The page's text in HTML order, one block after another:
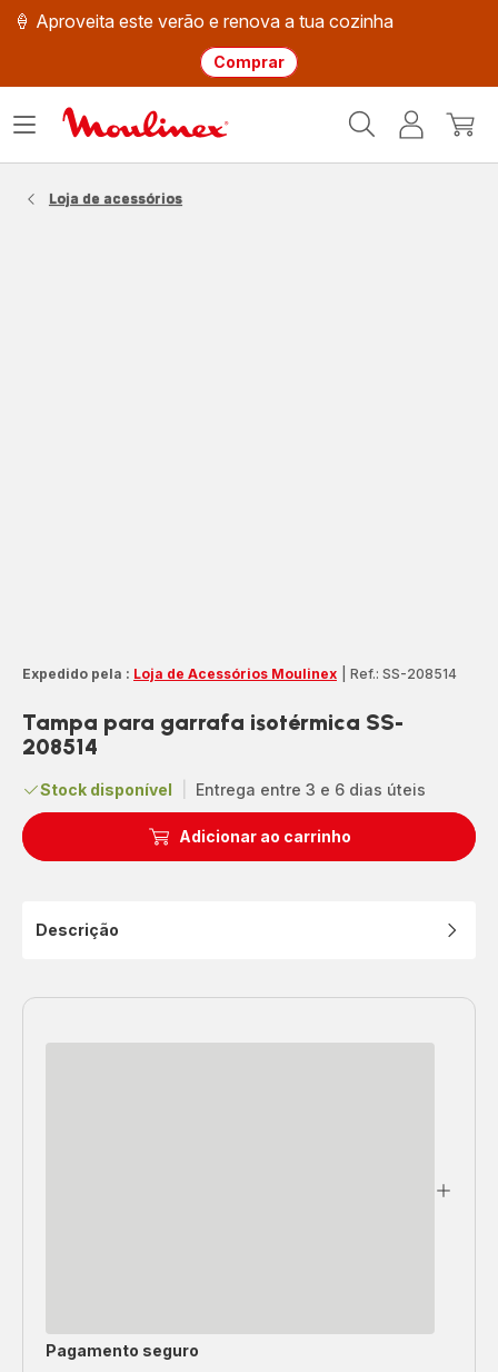
🍦 Aproveita este verão e renova a tua cozinha
Comprar
Moulinex
O
Abrir
Loja de acessórios
Expedido pela : Loja de Acessórios Moulinex Ref.: SS-208514
Tampa para garrafa isotérmica SS-
208514
Stock disponível Entrega entre 3 e 6 dias úteis
Adicionar ao carrinho
Descrição
Pagamento seguro